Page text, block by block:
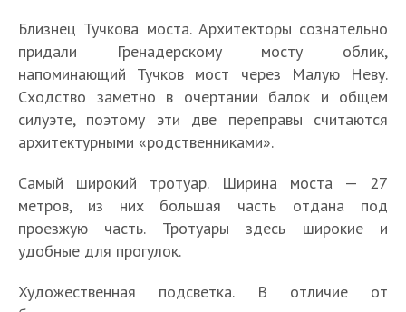
Близнец Тучкова моста. Архитекторы сознательно
придали Гренадерскому мосту облик,
напоминающий Тучков мост через Малую Неву.
Сходство заметно в очертании балок и общем
силуэте, поэтому эти две переправы считаются
архитектурными «родственниками».
Самый широкий тротуар. Ширина моста — 27
метров, из них большая часть отдана под
проезжую часть. Тротуары здесь широкие и
удобные для прогулок.
Художественная подсветка. В отличие от